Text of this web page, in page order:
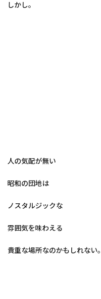
しかし。
人の気配が無い
昭和の団地は
ノスタルジックな
雰囲気を味わえる
貴重な場所なのかもしれない。